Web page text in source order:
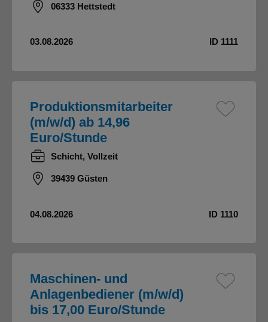
06333 Hettstedt
03.08.2026 ID 1111
Produktionsmitarbeiter
(m/w/d) ab 14,96
Euro/Stunde
Schicht, Vollzeit
39439 Güsten
04.08.2026 ID 1110
Maschinen- und
Anlagenbediener (m/w/d)
bis 17,00 Euro/Stunde